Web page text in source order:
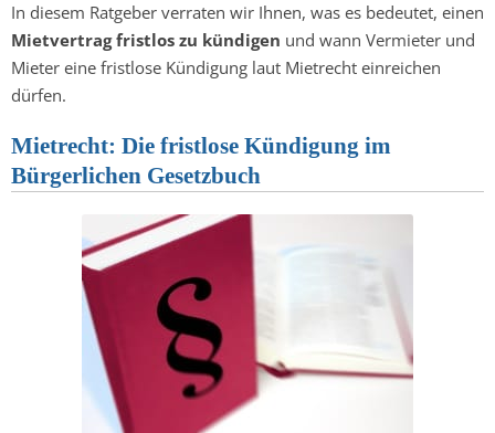
In diesem Ratgeber verraten wir Ihnen, was es bedeutet, einen
Mietvertrag fristlos zu kündigen und wann Vermieter und
Mieter eine fristlose Kündigung laut Mietrecht einreichen
dürfen.
Mietrecht: Die fristlose Kündigung im
Bürgerlichen Gesetzbuch